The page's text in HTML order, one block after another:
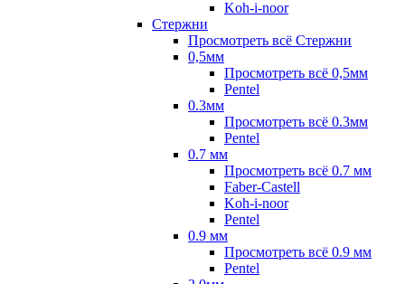
Koh-i-noor
Стержни
Просмотреть всё Стержни
0,5мм
Просмотреть всё 0,5мм
Pentel
0.3мм
Просмотреть всё 0.3мм
Pentel
0.7 мм
Просмотреть всё 0.7 мм
Faber-Castell
Koh-i-noor
Pentel
0.9 мм
Просмотреть всё 0.9 мм
Pentel